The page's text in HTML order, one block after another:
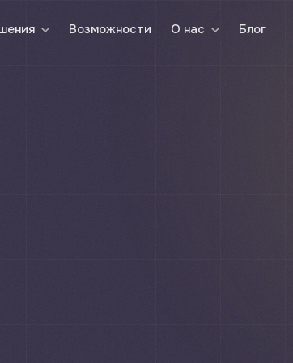
Возможности О нас Блог